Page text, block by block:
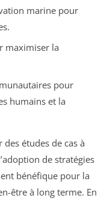
marine pour
maximiser la
pour
humains et la
études de cas à
de stratégies
bénéfique pour la
être à long terme. En